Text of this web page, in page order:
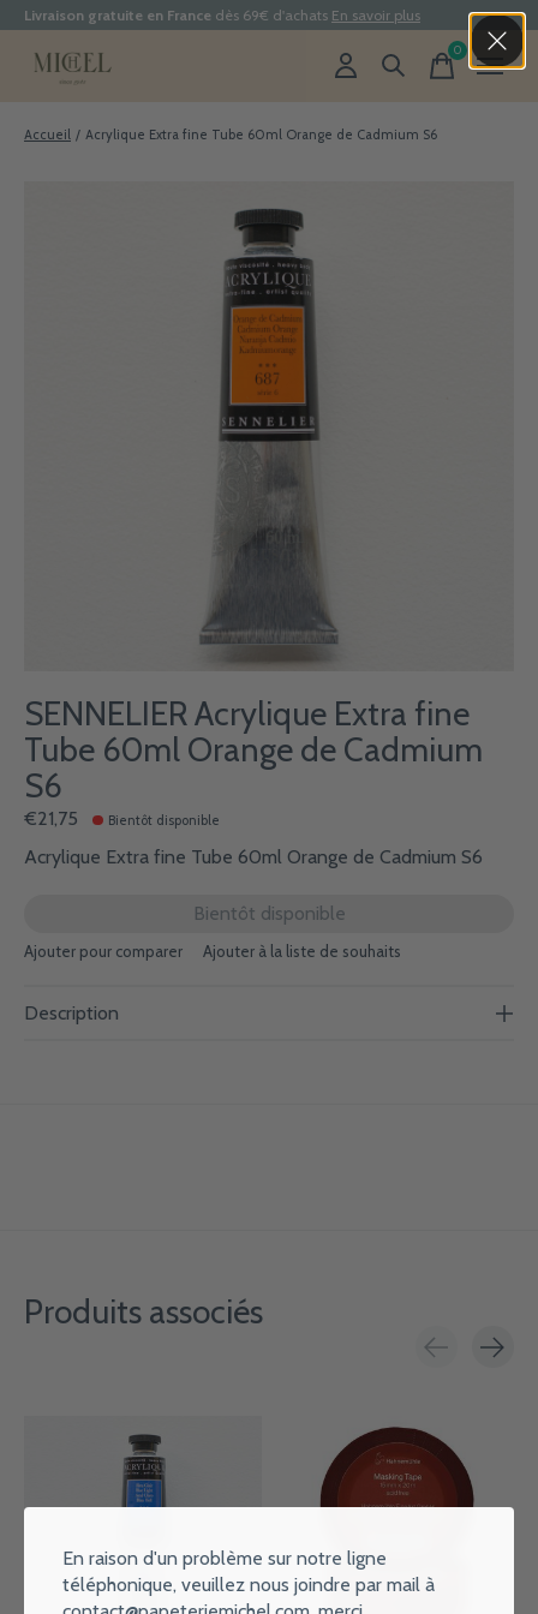
Livraison gratuite en France dès 69€ d'achats En savoir plus
0items
Accueil / Acrylique Extra fine Tube 60ml Orange de Cadmium S6
SENNELIER Acrylique Extra fine
Tube 60ml Orange de Cadmium
S6
€21,75 Bientôt disponible
Acrylique Extra fine Tube 60ml Orange de Cadmium S6
Bientôt disponible
Ajouter pour comparer Ajouter à la liste de souhaits
Description
Produits associés
En raison d'un problème sur notre ligne
téléphonique, veuillez nous joindre par mail à